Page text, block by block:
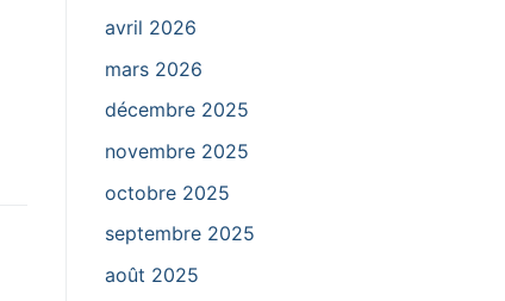
avril 2026
mars 2026
décembre 2025
novembre 2025
octobre 2025
septembre 2025
août 2025